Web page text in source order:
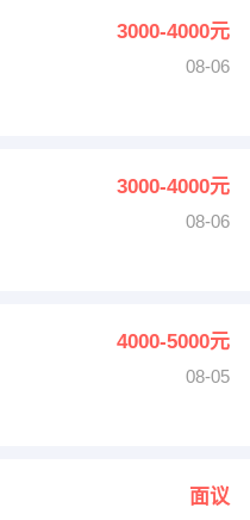
3000-4000元
08-06
3000-4000元
08-06
4000-5000元
08-05
面议